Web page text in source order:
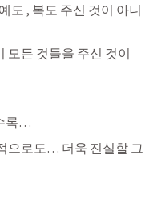
도 , 복도 주신 것이 아니
모든 것들을 주신 것이
록…
으로도… 더욱 진실할 그